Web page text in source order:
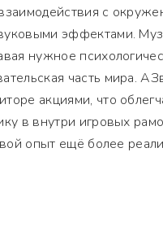
с
эффектами.
нужное
часть мира.
акциями, что
в внутри игровых
опыт ещё более